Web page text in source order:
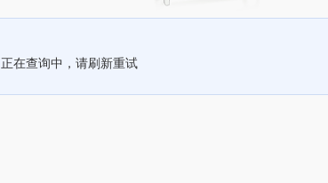
正在查询中，请刷新重试